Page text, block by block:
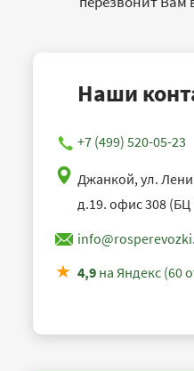
Наши
+7 (499) 520-05-23
Джанкой, ул.
д.19. офис 308
4,9на Яндекс (60